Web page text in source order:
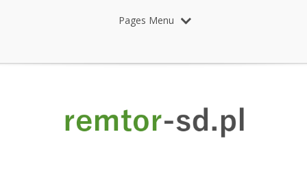
Pages Menu